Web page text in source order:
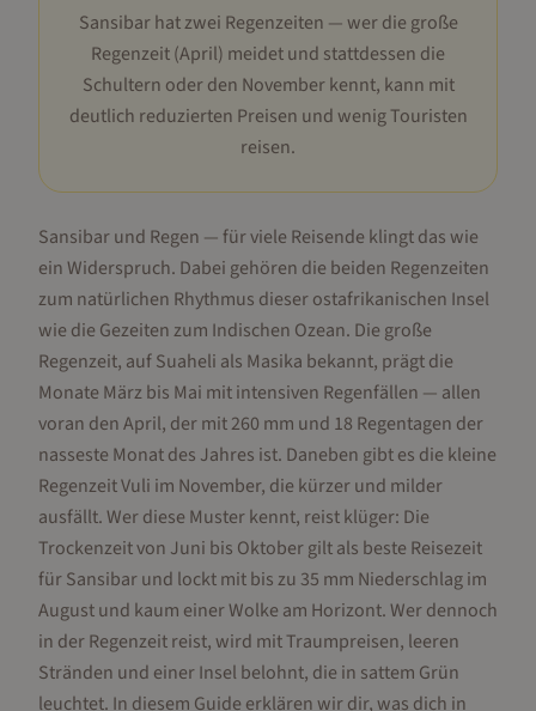
Sansibar hat zwei Regenzeiten — wer die große
Regenzeit (April) meidet und stattdessen die
Schultern oder den November kennt, kann mit
deutlich reduzierten Preisen und wenig Touristen
reisen.
Sansibar und Regen — für viele Reisende klingt das wie
ein Widerspruch. Dabei gehören die beiden Regenzeiten
zum natürlichen Rhythmus dieser ostafrikanischen Insel
wie die Gezeiten zum Indischen Ozean. Die große
Regenzeit, auf Suaheli als Masika bekannt, prägt die
Monate März bis Mai mit intensiven Regenfällen — allen
voran den April, der mit 260 mm und 18 Regentagen der
nasseste Monat des Jahres ist. Daneben gibt es die kleine
Regenzeit Vuli im November, die kürzer und milder
ausfällt. Wer diese Muster kennt, reist klüger: Die
Trockenzeit von Juni bis Oktober gilt als beste Reisezeit
für Sansibar und lockt mit bis zu 35 mm Niederschlag im
August und kaum einer Wolke am Horizont. Wer dennoch
in der Regenzeit reist, wird mit Traumpreisen, leeren
Stränden und einer Insel belohnt, die in sattem Grün
leuchtet. In diesem Guide erklären wir dir, was dich in